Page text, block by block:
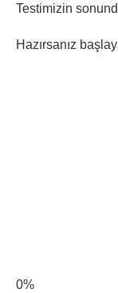
Testimizin
Hazırsanız
0%